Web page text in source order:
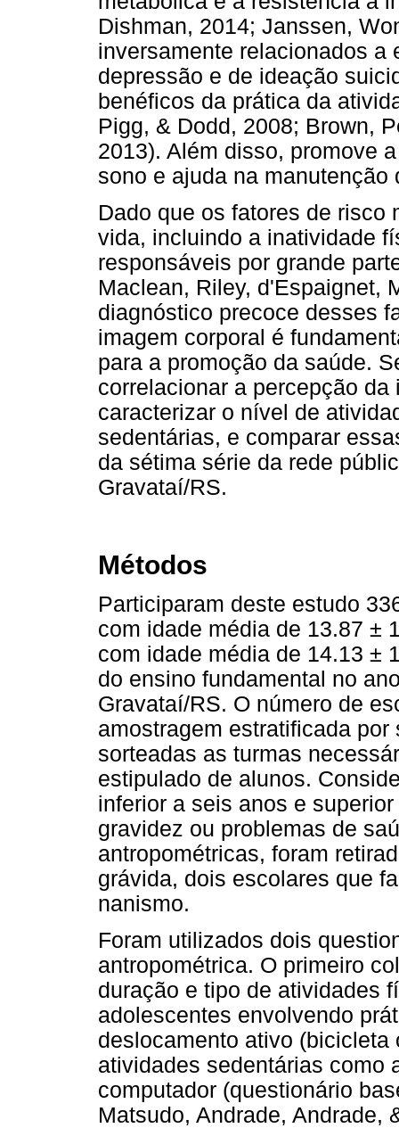
Dishman, 2014; Janssen,
inversamente relacionados a
depressão e de ideação
benéficos da prática da
Pigg, & Dodd, 2008; Brown,
2013). Além disso, promove
sono e ajuda na manutenção
Dado que os fatores de
vida, incluindo a inatividade
responsáveis por grande
Maclean, Riley, d'Espaignet,
diagnóstico precoce desses
imagem corporal é
para a promoção da saúde.
correlacionar a percepção
caracterizar o nível de
sedentárias, e comparar
da sétima série da rede
Gravataí/RS.
Métodos
Participaram deste estudo
com idade média de 13.87 ±
com idade média de 14.13 ±
do ensino fundamental no
Gravataí/RS. O número de
amostragem estratificada
sorteadas as turmas
estipulado de alunos.
inferior a seis anos e
gravidez ou problemas de
antropométricas, foram
grávida, dois escolares que
nanismo.
Foram utilizados dois
antropométrica. O primeiro
duração e tipo de atividades
adolescentes envolvendo
deslocamento ativo
atividades sedentárias como
computador (questionário
Matsudo, Andrade, Andrade,